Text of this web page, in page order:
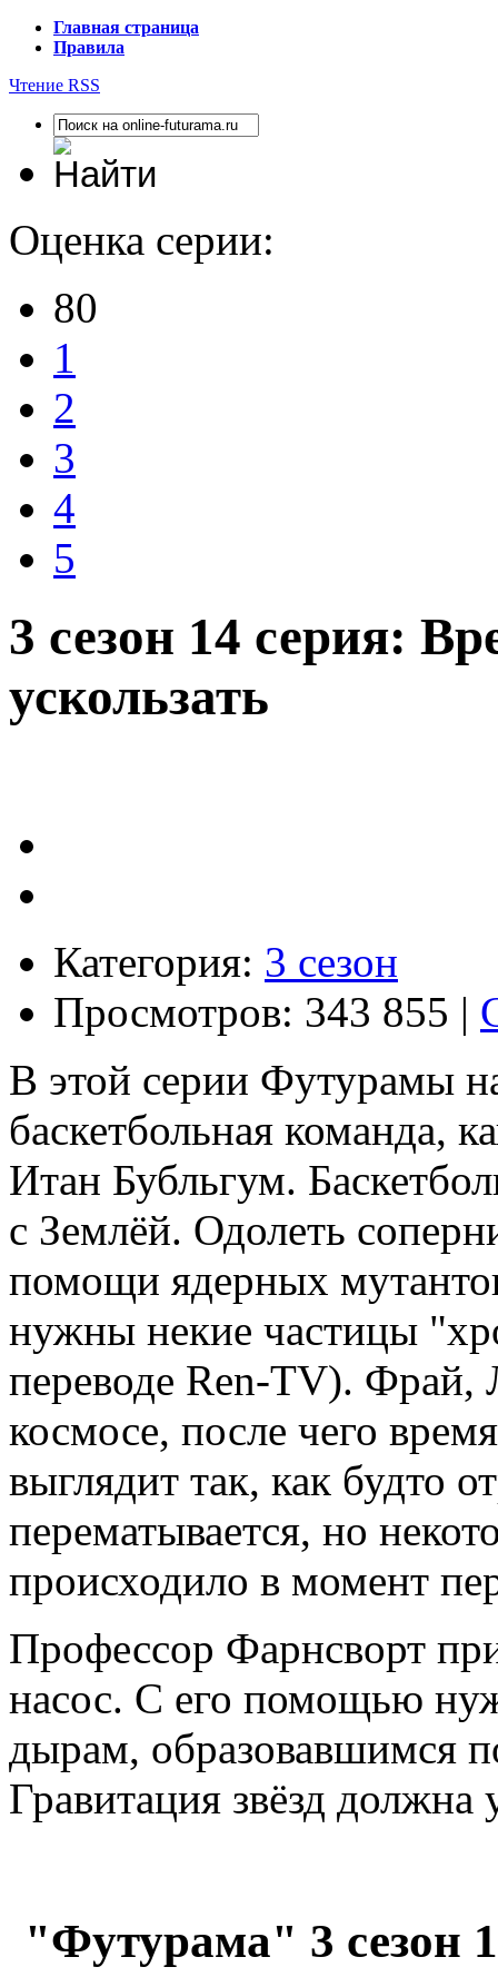
Главная страница
Правила
Чтение RSS
Оценка серии:
80
1
2
3
4
5
3 сезон 14 серия:
ускользать
Категория: 3 сезон
Просмотров: 343 855 |
В этой серии Футурамы
баскетбольная команда,
Итан Бубльгум.
с Землёй. Одолеть
помощи ядерных
нужны некие частицы
переводе Ren-TV). Фрай,
космосе, после чего
выглядит так, как будто
перематывается, но
происходило в момент
Профессор Фарнсворт
насос. С его помощью
дырам, образовавшимся
Гравитация звёзд должна
"Футурама" 3 сезон